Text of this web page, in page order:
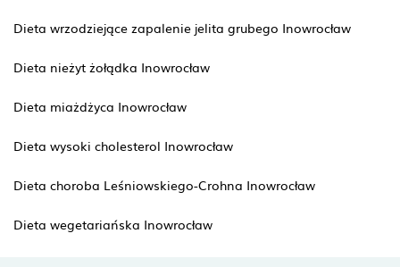
Dieta wrzodziejące zapalenie jelita grubego Inowrocław
Dieta nieżyt żołądka Inowrocław
Dieta miażdżyca Inowrocław
Dieta wysoki cholesterol Inowrocław
Dieta choroba Leśniowskiego-Crohna Inowrocław
Dieta wegetariańska Inowrocław